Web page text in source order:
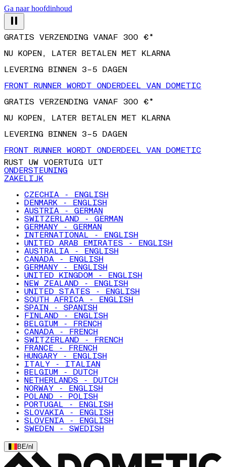
Ga naar hoofdinhoud
GRATIS VERZENDING VANAF 300 €*
NU KOPEN, LATER BETALEN MET KLARNA
LEVERING BINNEN 3–5 DAGEN
FRONT RUNNER WORDT ONDERDEEL VAN DOMETIC
GRATIS VERZENDING VANAF 300 €*
NU KOPEN, LATER BETALEN MET KLARNA
LEVERING BINNEN 3–5 DAGEN
FRONT RUNNER WORDT ONDERDEEL VAN DOMETIC
RUST UW VOERTUIG UIT
ONDERSTEUNING
ZAKELIJK
CZECHIA - ENGLISH
DENMARK - ENGLISH
AUSTRIA - GERMAN
SWITZERLAND - GERMAN
GERMANY - GERMAN
INTERNATIONAL - ENGLISH
UNITED ARAB EMIRATES - ENGLISH
AUSTRALIA - ENGLISH
CANADA - ENGLISH
GERMANY - ENGLISH
UNITED KINGDOM - ENGLISH
NEW ZEALAND - ENGLISH
UNITED STATES - ENGLISH
SOUTH AFRICA - ENGLISH
SPAIN - SPANISH
FINLAND - ENGLISH
BELGIUM - FRENCH
CANADA - FRENCH
SWITZERLAND - FRENCH
FRANCE - FRENCH
HUNGARY - ENGLISH
ITALY - ITALIAN
BELGIUM - DUTCH
NETHERLANDS - DUTCH
NORWAY - ENGLISH
POLAND - POLISH
PORTUGAL - ENGLISH
SLOVAKIA - ENGLISH
SLOVENIA - ENGLISH
SWEDEN - SWEDISH
BE/nl